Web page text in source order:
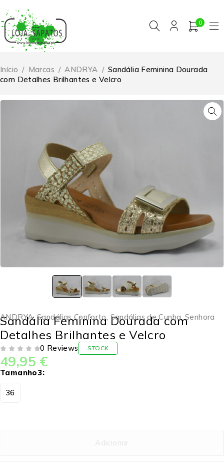
0
Início / Marcas / ANDRYA / Sandália Feminina Dourada
com Detalhes Brilhantes e Velcro
ANDRYA,Sandálias Conforto, Sandálias de Cunha,Senhora
Sandália Feminina Dourada com
Detalhes Brilhantes e Velcro
0 Reviews STOCK
49,95 €
Tamanho3
36
Adicionar